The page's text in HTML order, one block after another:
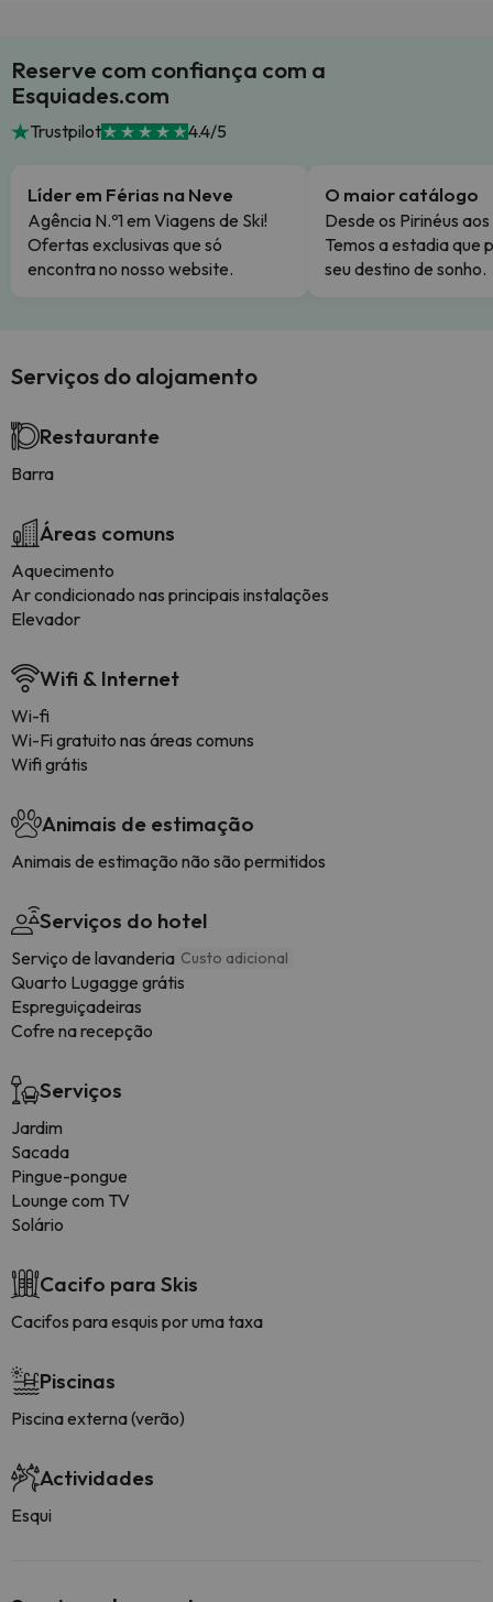
Reserve com confiança com a
Esquiades.com
Trustpilot 4.4/5
Líder em Férias na Neve
Agência N.º1 em Viagens de Ski!
Ofertas exclusivas que só
encontra no nosso website.
O maior catálogo
Desde os Pirinéus
Temos a estadia que
seu destino de sonho.
Serviços do alojamento
Restaurante
Barra
Áreas comuns
Aquecimento
Ar condicionado nas principais instalações
Elevador
Wifi & Internet
Wi-fi
Wi-Fi gratuito nas áreas comuns
Wifi grátis
Animais de estimação
Animais de estimação não são permitidos
Serviços do hotel
Serviço de lavanderia Custo adicional
Quarto Lugagge grátis
Espreguiçadeiras
Cofre na recepção
Serviços
Jardim
Sacada
Pingue-pongue
Lounge com TV
Solário
Cacifo para Skis
Cacifos para esquis por uma taxa
Piscinas
Piscina externa (verão)
Actividades
Esqui